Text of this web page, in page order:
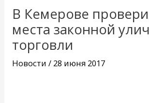
В Кемерове
места законной
торговли
Новости / 28 июня 2017
записям